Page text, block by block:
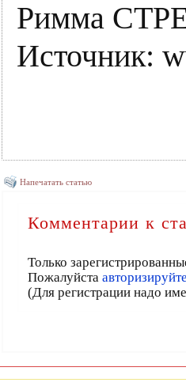
Римма
Источник:
Напечатать статью
Комментарии к
Только
Пожалуйста
(Для регистрации надо